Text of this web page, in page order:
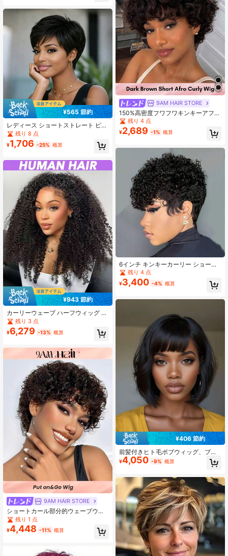
ックレディース用ショートストレー
トヒューマンヘアウィッグ
¥565 節約
レディース ショートストレート ピク
シーカット 前髪付き レイヤー入り
レミー ブラジリアン人毛ウィッグ 伸
縮ネット フルマシン製 ナチュラルブ
リー・音楽フェス用
残り 8 点
¥1,706 -25% 概算
¥943 節約
カーリーウェーブ ハーフウィッグ ヒ
ューマンヘア、3 in 1 ハーフウィッ
グ、ドローストリング ヘアバンド ウ
ィッグ、8-30 ナチュラルブラック、
250% 高密度、カーリー ハーフウィ
ッグ ヒューマンヘア、装着するだけ
グルーレスウィッグ、簡単ヘアスタ
残り 3 点
¥6,279 -13% 概算
9AM HAIR STORE
ショートカール部分的ウェーブウィ
ッグバング付き 1BF99J#ワンタッチ
で付けられる100% 人毛ウィッグ ミ
ックスカラー
残り 1 点
¥4,448 -11% 概算
9AM HAIR STORE
150%高密度フワフワキンキーアフロ
ウィッグ 女性用 ブラウン ショート
アフロカーリーウィッグ 初心者向け
デイリー使用 簡単装着 ナチュラルル
マンヘアウィッグ アフロカーリーウ
ィッグ キンキーカーリーテクスチャ
ー アフリカンスタイル カジュアルシ
ック パーティー サマーフェスティバ
ル ウェディング エレガント キュー
ト 簡単メンテナンス 特別な機会のヘ
アスタイル バーサタイルスタイル 日
常使用
残り 4 点
¥2,689 -1% 概算
6インチ キンキーカーリー ショート
ピクシーカット ヒューマンヘアウィ
ッグ バング付き ウィメンズ ノンレ
ースウィッグ
残り 4 点
¥3,400 -4% 概算
¥406 節約
前髪付きヒト毛ボブウィッグ、ブラ
ジル産、グルーなし、レースフロン
トなし、機械製造、プレプラッカ
¥4,050 -9% 概算